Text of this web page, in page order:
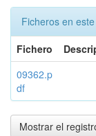
Ficheros en
Fichero
09362.p
df
Mostrar el